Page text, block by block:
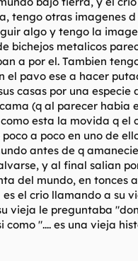
tengo otras imagenes
algo y tengo la
bichejos metalicos
a por el. Tambien
el pavo ese a hacer
casas por una especie
(q al parecer habia
esta la movida q el
a poco en uno de
antes de q
y al final salian
del mundo, en tonces
el crio llamando a su
vieja le preguntaba
como ".... es una vieja